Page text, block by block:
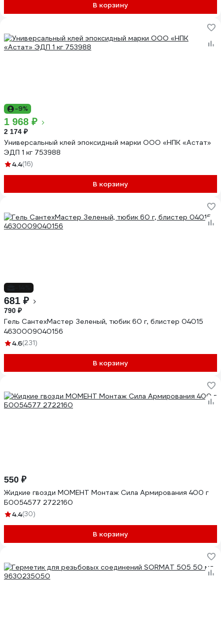
В корзину
-9%
1 968 ₽
2 174 ₽
Универсальный клей эпоксидный марки ООО «НПК «Астат»
ЭДП 1 кг 753988
4.4(16)
В корзину
681 ₽
790 ₽
Гель СантехМастер Зеленый, тюбик 60 г, блистер 04015
4630009040156
4.6(231)
В корзину
550 ₽
Жидкие гвозди МОМЕНТ Монтаж Сила Армирования 400 г
Б0054577 2722160
4.4(30)
В корзину